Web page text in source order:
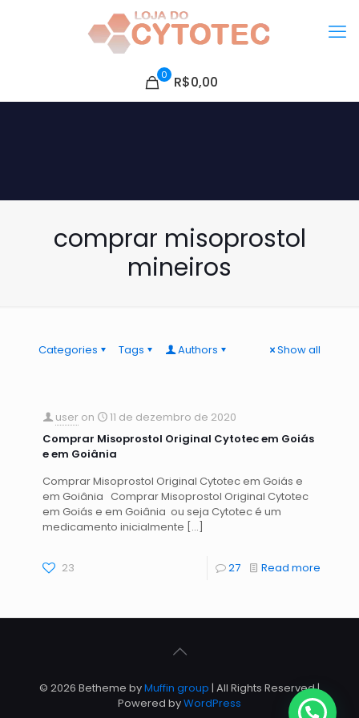
0 R$0,00
comprar misoprostol
mineiros
Categories Tags Authors Show all
user on
11 de dezembro de 2020
Comprar Misoprostol Original Cytotec em Goiás
e em Goiânia
Comprar Misoprostol Original Cytotec em Goiás e
em Goiânia Comprar Misoprostol Original Cytotec
em Goiás e em Goiânia ou seja Cytotec é um
medicamento inicialmente […]
23 27 Read more
© 2026 Betheme byMuffin group | All Rights Reserved |
Powered byWordPress